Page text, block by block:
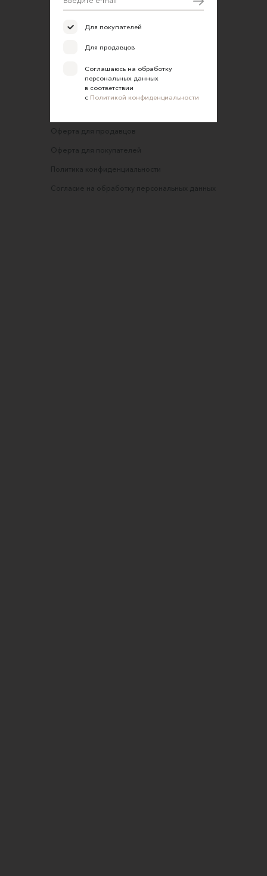
Обратная связь
Соглашение об оказании услуг
Оферта для продавцов
Оферта для покупателей
Политика конфиденциальности
Согласие на обработку персональных данных
Для покупателей
Для продавцов
Соглашаюсь на обработку
персональных данных
в соответствии
с Политикой конфиденциальности